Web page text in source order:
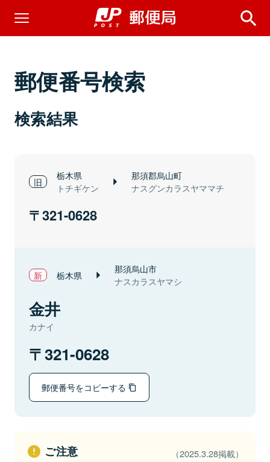
郵便番号検索
検索結果
栃木県
トチギケン
那須郡烏山町
ナスグンカラスヤママチ
321-0628
栃木県 那須烏山市
ナスカラスヤマシ
金井
カナイ
321-0628
郵便番号をコピーする
ご注意 （2025.3.28掲載）